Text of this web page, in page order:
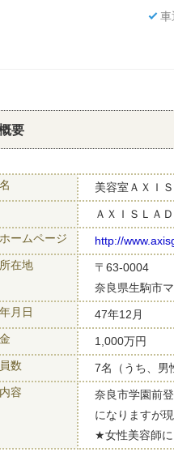
車
要
美容室ＡＸＩ
ＡＸＩＳＬＡ
ームページ
http://
在地
〒63-0004
奈良県生駒市
月日
47年12月
1,000万円
数
7名（うち、男
容
奈良市学園前
になりますが
★女性美容師